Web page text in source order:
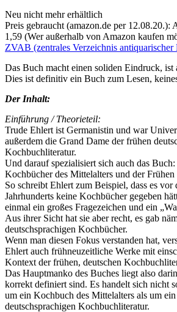
Neu nicht mehr erhältlich
Preis gebraucht (amazon.de per 12.08.20.):
1,59 (Wer außerhalb von Amazon kaufen
ZVAB (zentrales Verzeichnis antiquarischer
Das Buch macht einen soliden Eindruck, ist
Dies ist definitiv ein Buch zum Lesen,
Der Inhalt:
Einführung / Theorieteil:
Trude Ehlert ist Germanistin und war
außerdem die Grand Dame der frühen
Kochbuchliteratur.
Und darauf spezialisiert sich auch das
Kochbücher des Mittelalters und der Frühen
So schreibt Ehlert zum Beispiel, dass es vor
Jahrhunderts keine Kochbücher gegeben
einmal ein großes Fragezeichen und ein
Aus ihrer Sicht hat sie aber recht, es gab
deutschsprachigen Kochbücher.
Wenn man diesen Fokus verstanden hat,
Ehlert auch frühneuzeitliche Werke mit
Kontext der frühen, deutschen
Das Hauptmanko des Buches liegt also
korrekt definiert sind. Es handelt sich nicht
um ein Kochbuch des Mittelalters als um
deutschsprachigen Kochbuchliteratur.